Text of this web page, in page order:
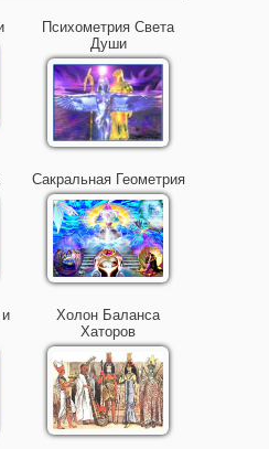
Психометрия Света
Души
Сакральная Геометрия
Холон Баланса
Хаторов